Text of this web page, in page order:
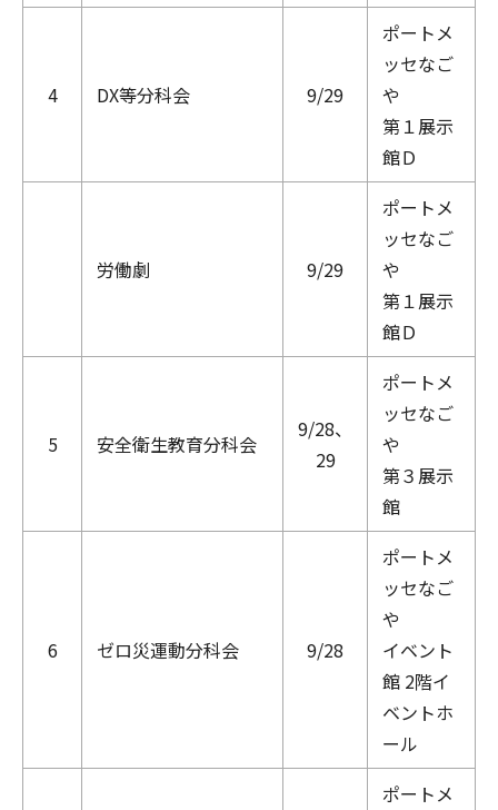
4 DX等分科会 9/29
ポートメ
ッセなご
や
第１展示
館Ｄ
労働劇 9/29
ポートメ
ッセなご
や
第１展示
館Ｄ
5 安全衛生教育分科会
9/28、
29
ポートメ
ッセなご
や
第３展示
館
6 ゼロ災運動分科会 9/28
ポートメ
ッセなご
や
イベント
館 2階イ
ベントホ
ール
ポートメ